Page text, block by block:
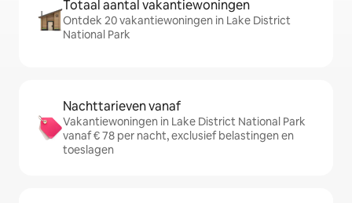
Totaal aantal vakantiewoningen
Ontdek 20 vakantiewoningen in Lake District
National Park
Nachttarieven vanaf
Vakantiewoningen in Lake District National Park
vanaf € 78 per nacht, exclusief belastingen en
toeslagen